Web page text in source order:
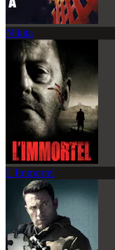
Nikita
L'Immortel